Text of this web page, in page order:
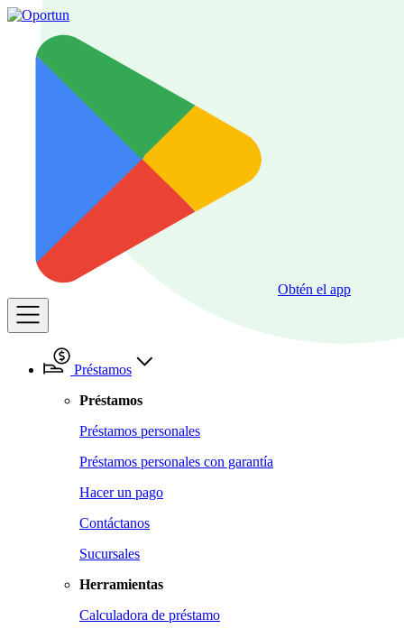
Obtén el app
Préstamos
Préstamos
Préstamos personales
Préstamos personales con garantía
Hacer un pago
Contáctanos
Sucursales
Herramientas
Calculadora de préstamo